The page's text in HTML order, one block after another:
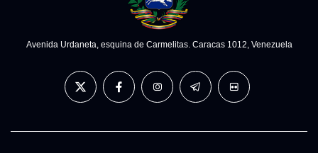
Avenida Urdaneta, esquina de Carmelitas. Caracas 1012, Venezuela